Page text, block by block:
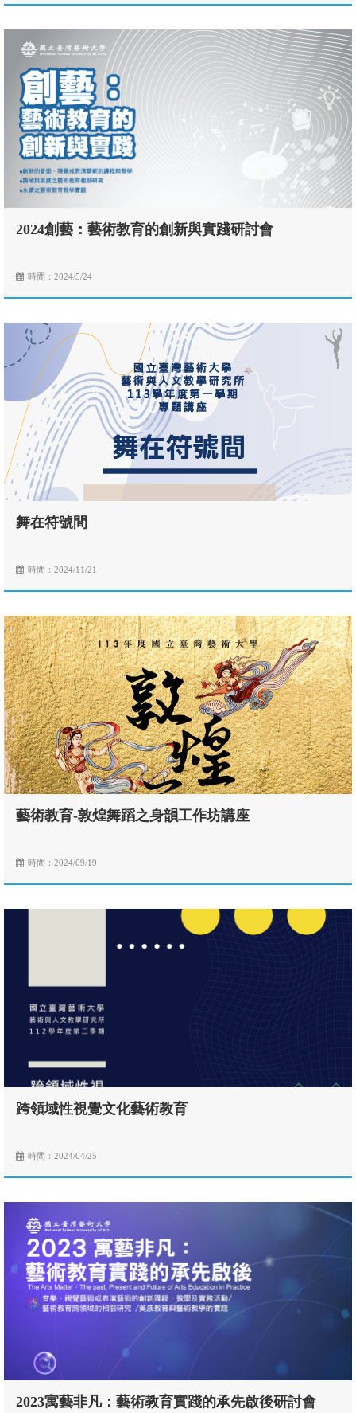
2024創藝：藝術教育的創新與實踐研討會
時間：2024/5/24
舞在符號間
時間：2024/11/21
藝術教育-敦煌舞蹈之身韻工作坊講座
時間：2024/09/19
跨領域性視覺文化藝術教育
時間：2024/04/25
2023寓藝非凡：藝術教育實踐的承先啟後研討會